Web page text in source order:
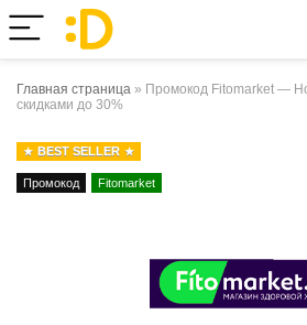
Главная страница » Промокод Fitomarket —
скидками до 30%
BEST SELLER
Промокод Fitomarket